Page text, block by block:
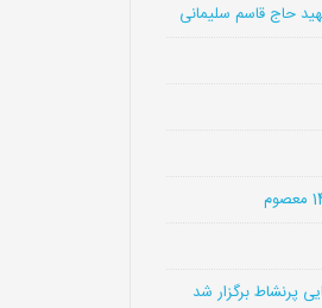
حاج قاسم سلیمانی
پرنشاط برگزار شد